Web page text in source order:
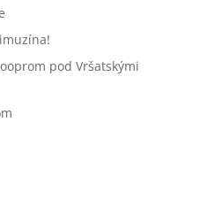
pod Vršatskými